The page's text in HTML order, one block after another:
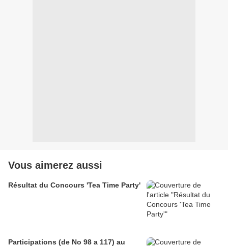
Vous aimerez aussi
Résultat du Concours 'Tea Time Party'
Participations (de No 98 a 117) au